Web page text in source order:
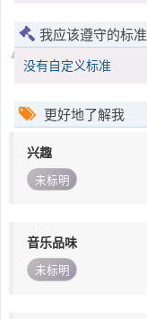
我应该遵守的标准
没有自定义标准
更好地了解我
兴趣
未标明
音乐品味
未标明